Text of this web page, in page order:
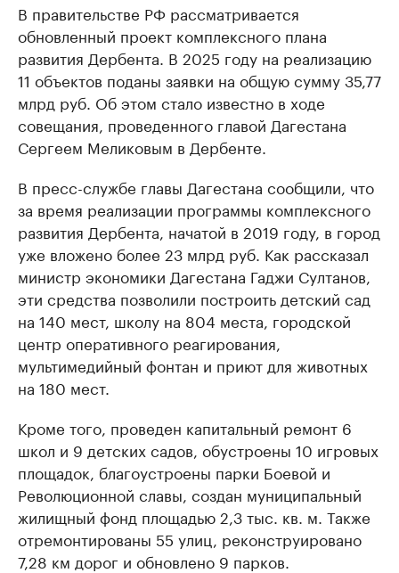
В правительстве РФ рассматривается
обновленный проект комплексного плана
развития Дербента. В 2025 году на реализацию
11 объектов поданы заявки на общую сумму 35,77
млрд руб. Об этом стало известно в ходе
совещания, проведенного главой Дагестана
Сергеем Меликовым в Дербенте.
В пресс-службе главы Дагестана сообщили, что
за время реализации программы комплексного
развития Дербента, начатой в 2019 году, в город
уже вложено более 23 млрд руб. Как рассказал
министр экономики Дагестана Гаджи Султанов,
эти средства позволили построить детский сад
на 140 мест, школу на 804 места, городской
центр оперативного реагирования,
мультимедийный фонтан и приют для животных
на 180 мест.
Кроме того, проведен капитальный ремонт 6
школ и 9 детских садов, обустроены 10 игровых
площадок, благоустроены парки Боевой и
Революционной славы, создан муниципальный
жилищный фонд площадью 2,3 тыс. кв. м. Также
отремонтированы 55 улиц, реконструировано
7,28 км дорог и обновлено 9 парков.